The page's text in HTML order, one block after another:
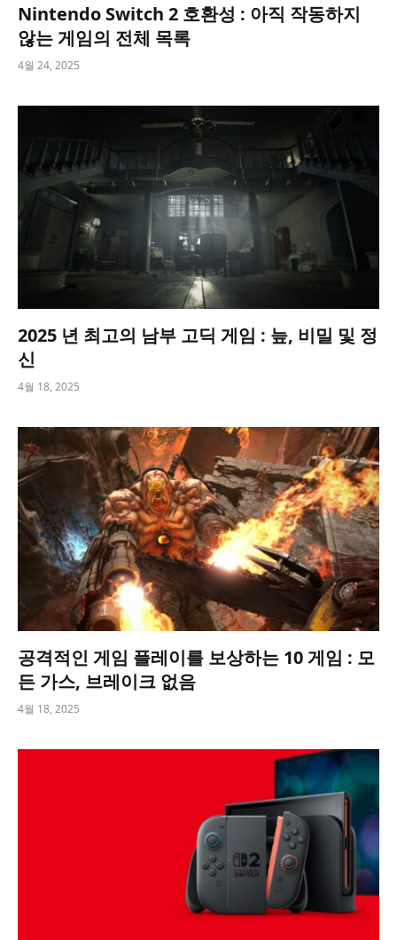
Nintendo Switch 2 호환성 : 아직 작동하지
않는 게임의 전체 목록
4월 24, 2025
2025 년 최고의 남부 고딕 게임 : 늪, 비밀 및 정
신
4월 18, 2025
공격적인 게임 플레이를 보상하는 10 게임 : 모
든 가스, 브레이크 없음
4월 18, 2025